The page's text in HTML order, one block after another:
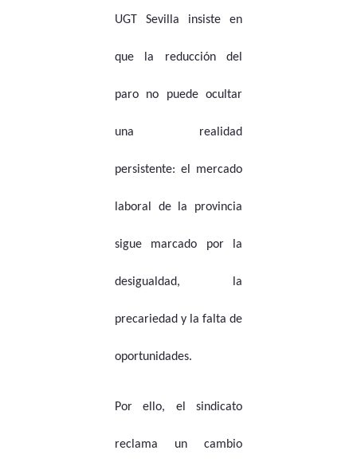
UGT Sevilla insiste en
que la reducción del
paro no puede ocultar
una realidad
persistente: el mercado
laboral de la provincia
sigue marcado por la
desigualdad, la
precariedad y la falta de
oportunidades.
Por ello, el sindicato
reclama un cambio